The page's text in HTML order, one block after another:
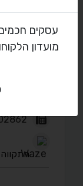
יצירת
077-4702862
התקווה 43
עסקים
מועדון